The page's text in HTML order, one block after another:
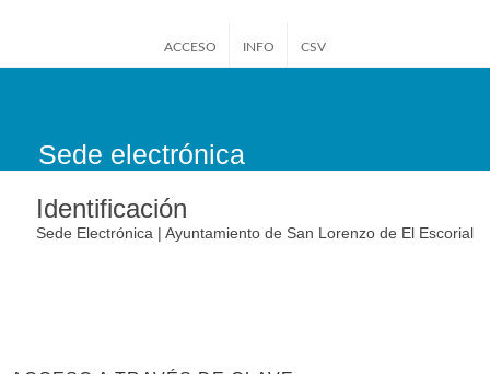
ACCESO INFO CSV
Sede electrónica
San Lorenzo de El
Escorial
Identificación
Sede Electrónica | Ayuntamiento de San Lorenzo de El Escorial